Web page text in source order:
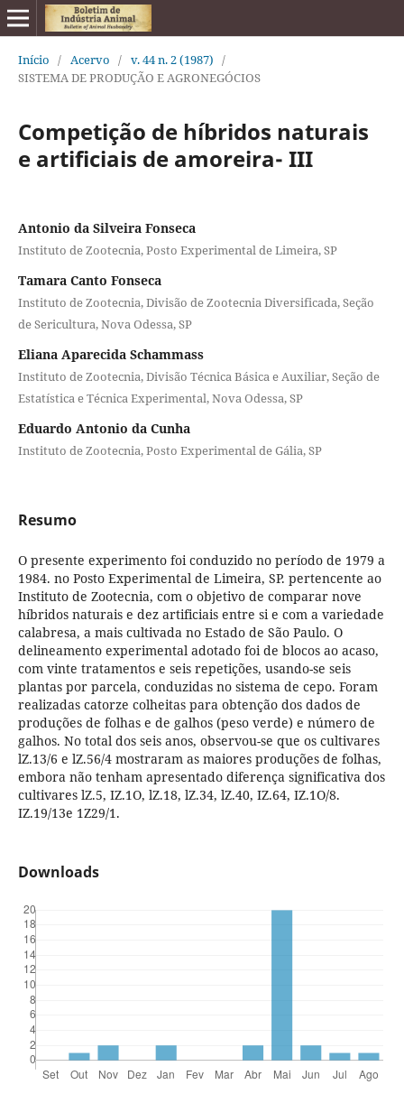
Início / Acervo / v. 44 n. 2 (1987) /
SISTEMA DE PRODUÇÃO E AGRONEGÓCIOS
Competição de híbridos naturais
e artificiais de amoreira- III
Antonio da Silveira Fonseca
Instituto de Zootecnia, Posto Experimental de Limeira, SP
Tamara Canto Fonseca
Instituto de Zootecnia, Divisão de Zootecnia Diversificada, Seção
de Sericultura, Nova Odessa, SP
Eliana Aparecida Schammass
Instituto de Zootecnia, Divisão Técnica Básica e Auxiliar, Seção de
Estatística e Técnica Experimental, Nova Odessa, SP
Eduardo Antonio da Cunha
Instituto de Zootecnia, Posto Experimental de Gália, SP
Resumo
O presente experimento foi conduzido no período de 1979 a
1984. no Posto Experimental de Limeira, SP. pertencente ao
Instituto de Zootecnia, com o objetivo de comparar nove
híbridos naturais e dez artificiais entre si e com a variedade
calabresa, a mais cultivada no Estado de São Paulo. O
delineamento experimental adotado foi de blocos ao acaso,
com vinte tratamentos e seis repetições, usando-se seis
plantas por parcela, conduzidas no sistema de cepo. Foram
realizadas catorze colheitas para obtenção dos dados de
produções de folhas e de galhos (peso verde) e número de
galhos. No total dos seis anos, observou-se que os cultivares
lZ.13/6 e lZ.56/4 mostraram as maiores produções de folhas,
embora não tenham apresentado diferença significativa dos
cultivares lZ.5, IZ.1O, lZ.18, lZ.34, lZ.40, IZ.64, IZ.1O/8.
IZ.19/13e 1Z29/1.
Downloads